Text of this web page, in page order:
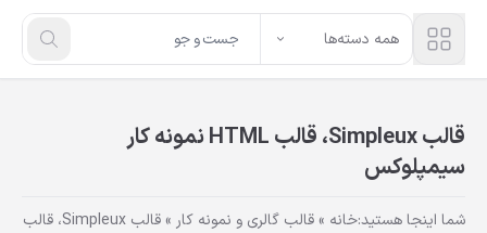
همه دسته‌ها
قالب Simpleux، قالب HTML نمونه کار
سیمپلوکس
شما اینجا هستید:خانه »قالب گالری و نمونه کار »قالب Simpleux، قالب HTML نمونه کار سیمپلوکس